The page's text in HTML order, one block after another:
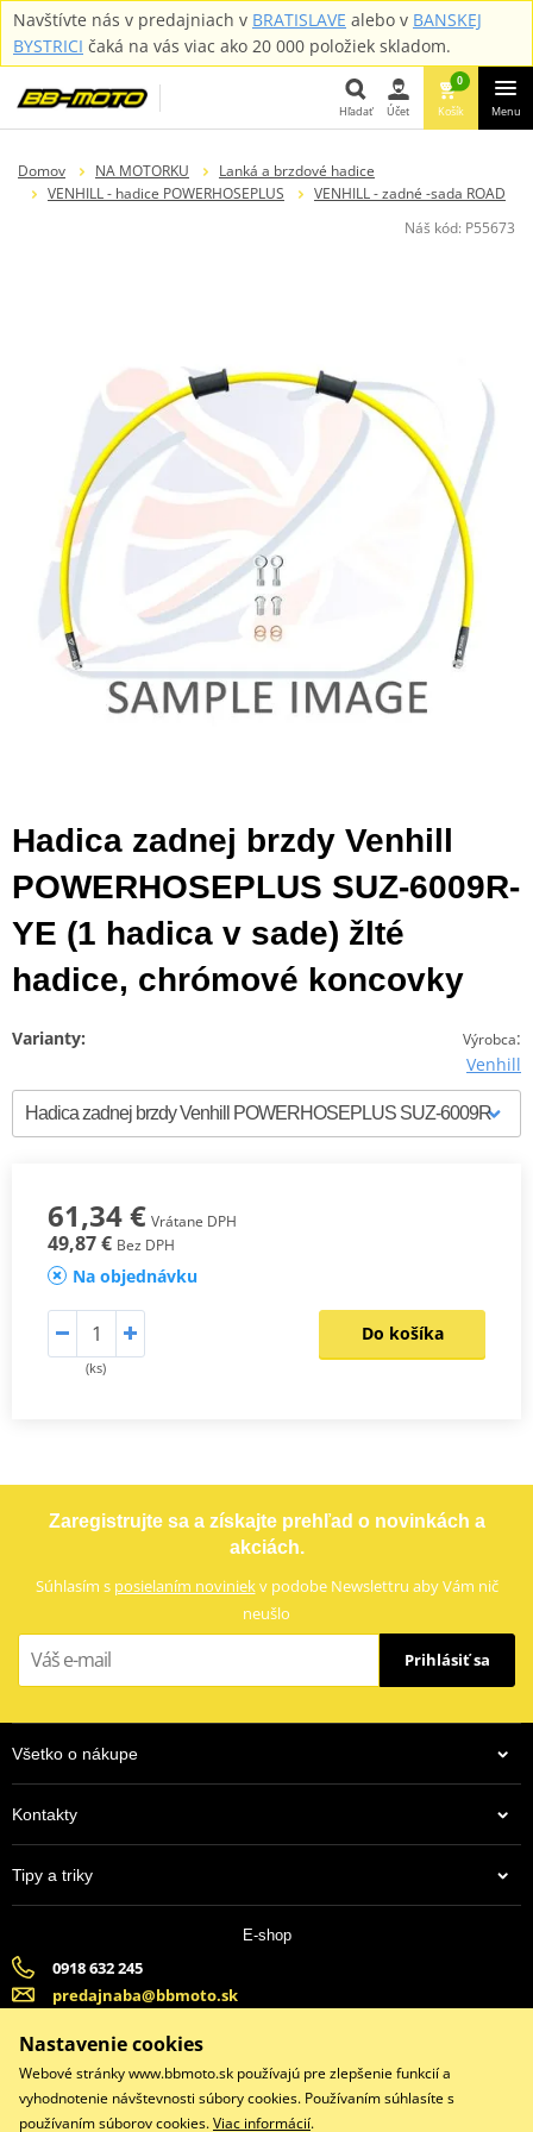
Navštívte nás v predajniach v BRATISLAVE alebo v BANSKEJ
BYSTRICI čaká na vás viac ako 20 000 položiek skladom.
Hľadať Účet
0
Košík Menu
Domov NA MOTORKU
Lanká a brzdové hadice
VENHILL - hadice POWERHOSEPLUS
VENHILL - zadné -sada ROAD
Náš kód: P55673
Hadica zadnej brzdy Venhill
POWERHOSEPLUS SUZ-6009R-
YE (1 hadica v sade) žlté
hadice, chrómové koncovky
Výrobca:
Venhill
Varianty:
61,34 € Vrátane DPH
49,87 € Bez DPH
Na objednávku
(ks)
Do košíka
Zaregistrujte sa a získajte prehľad o novinkách a
akciách.
Súhlasím s posielaním noviniekv podobe Newslettru aby Vám nič
neušlo
Prihlásiť sa
Všetko o nákupe
Kontakty
Tipy a triky
E-shop
0918 632 245
predajnaba@bbmoto.sk
(Po-Pi 9:00-18:00, So-9:00-15:00)
Nastavenie cookies
Webové stránky www.bbmoto.sk používajú pre zlepšenie funkcií a
vyhodnotenie návštevnosti súbory cookies. Používaním súhlasíte s
používaním súborov cookies.Viac informácií.